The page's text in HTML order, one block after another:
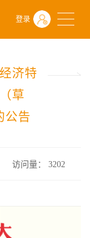
登录
定（草案）》公开征
济特
草
公告
访问量：3202